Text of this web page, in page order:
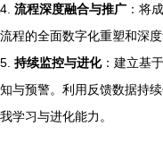
4. 流程深度融合与推广 ：将
流程的全面数字化重塑和深
5. 持续监控与进化：建立基
知与预警。利用反馈数据持
我学习与进化能力。